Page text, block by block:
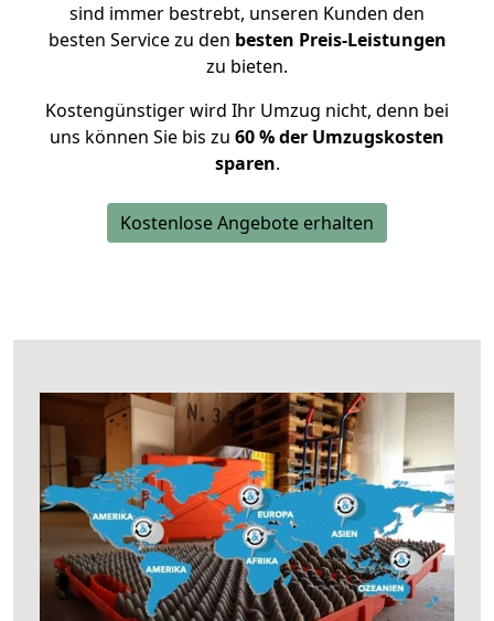
sind immer bestrebt, unseren Kunden den
besten Service zu den besten Preis-Leistungen
zu bieten.
Kostengünstiger wird Ihr Umzug nicht, denn bei
uns können Sie bis zu 60 % der Umzugskosten
sparen.
Kostenlose Angebote erhalten